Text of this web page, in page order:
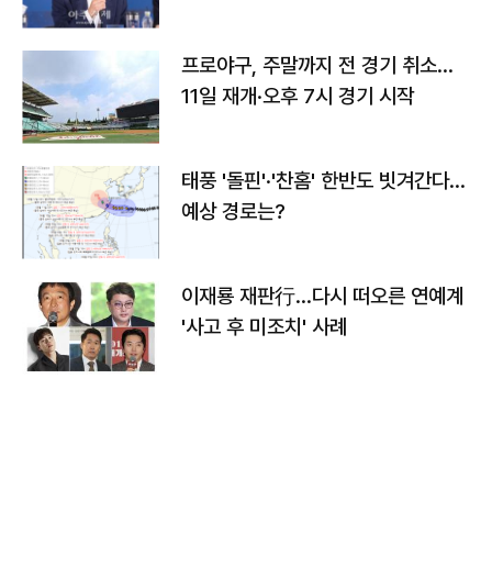
프로야구, 주말까지 전 경기 취소…
11일 재개·오후 7시 경기 시작
태풍 '돌핀'·'찬홈' 한반도 빗겨간다…
예상 경로는?
이재룡 재판行…다시 떠오른 연예계
'사고 후 미조치' 사례